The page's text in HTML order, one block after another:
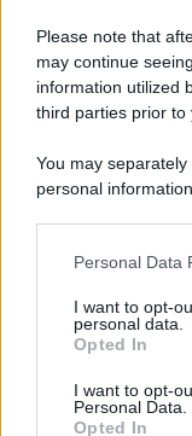
Please note that
may continue
information utilized
third parties prior to
You may
personal
This information
disclose it to other
Please note that
services and may
not limited to your
Personal Data
I want to opt-
personal data.
Opted In
I want to opt-
Personal Data.
Opted In